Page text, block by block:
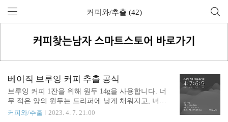
커피와/추출 (42)
베이직 브루잉 커피 추출 공식
브루잉 커피 1잔을 위해 원두 14g을 사용합니다. 너
무 적은 양의 원두는 드리퍼에 낮게 채워지고, 너무
많은 원두를 이용하면 카페인에 민감한 사람이 부담
커피와/추출 2023. 4. 7. 21:00